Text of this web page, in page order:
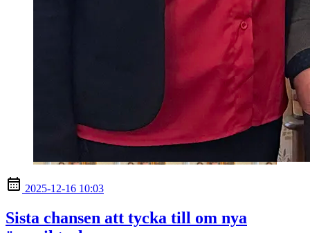
2025-12-16 10:03
Sista chansen att tycka till om nya